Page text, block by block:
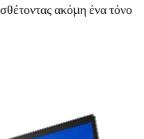
ακόμη ένα τόνο